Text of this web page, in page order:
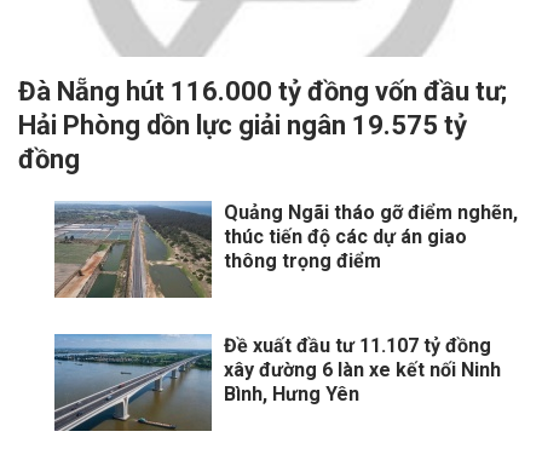
Đà Nẵng hút 116.000 tỷ đồng vốn đầu tư;
Hải Phòng dồn lực giải ngân 19.575 tỷ
đồng
Quảng Ngãi tháo gỡ điểm nghẽn,
thúc tiến độ các dự án giao
thông trọng điểm
Đề xuất đầu tư 11.107 tỷ đồng
xây đường 6 làn xe kết nối Ninh
Bình, Hưng Yên